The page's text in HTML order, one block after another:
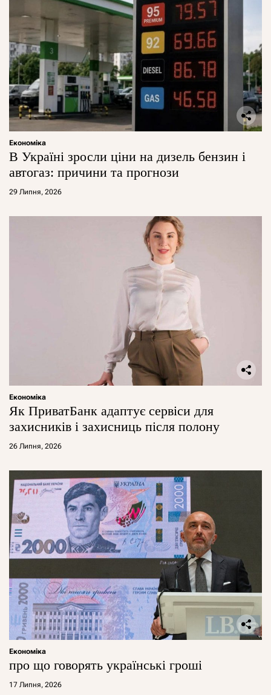
Економіка
В Україні зросли ціни на дизель бензин і
автогаз: причини та прогнози
29 Липня, 2026
Економіка
Як ПриватБанк адаптує сервіси для
захисників і захисниць після полону
26 Липня, 2026
Економіка
про що говорять українські гроші
17 Липня, 2026